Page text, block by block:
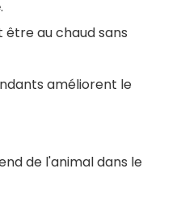
.
au chaud sans
améliorent le
de l'animal dans le